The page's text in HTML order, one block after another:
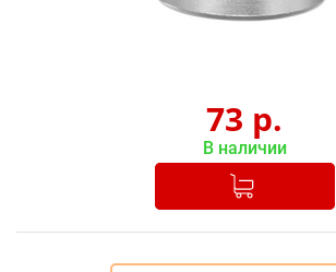
73 р.
В наличии
Добавлено в корзину